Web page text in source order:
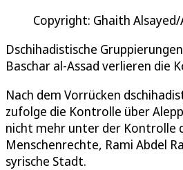
Copyright: Ghaith
Dschihadistische
Baschar al-Assad verlieren die
Nach dem Vorrücken
zufolge die Kontrolle über
nicht mehr unter der Kontrolle
Menschenrechte, Rami Abdel
syrische Stadt.